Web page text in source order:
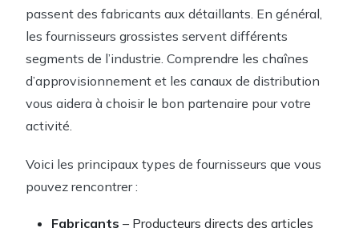
passent des fabricants aux détaillants. En général,
les fournisseurs grossistes servent différents
segments de l’industrie. Comprendre les chaînes
d’approvisionnement et les canaux de distribution
vous aidera à choisir le bon partenaire pour votre
activité.
Voici les principaux types de fournisseurs que vous
pouvez rencontrer :
Fabricants – Producteurs directs des articles